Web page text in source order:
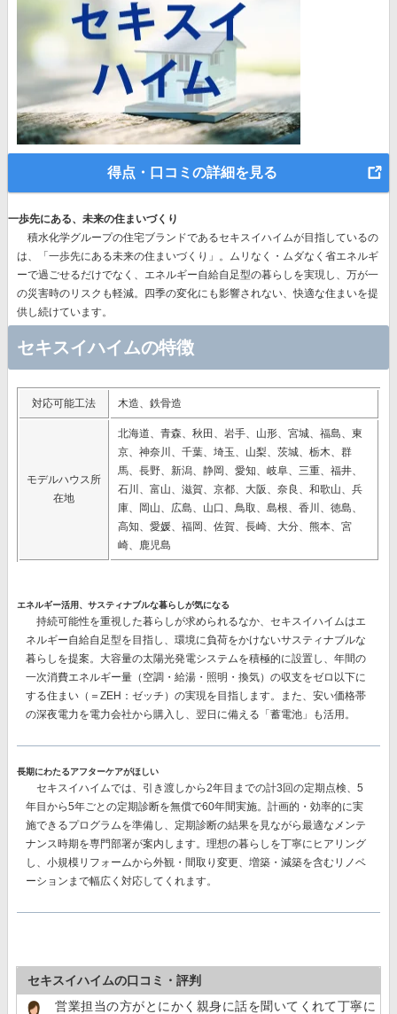
得点・口コミの詳細を見る
一歩先にある、未来の住まいづくり
積水化学グループの住宅ブランドであるセキスイハイムが目指しているの
は、
「一歩先にある未来の住まいづくり」。 ムリなく・ムダなく省エネルギ
ーで過ごせるだけでなく、エネルギー自給自足型の暮らしを実現し、万が一
の災害時のリスクも軽減。四季の変化にも影響されない、快適な住まいを提
供し続けています。
セキスイハイムの特徴
対応可能工法 木造、鉄骨造
モデルハウス所
在地
北海道、青森、秋田、岩手、山形、宮城、福島、東
京、神奈川、千葉、埼玉、山梨、茨城、栃木、群
馬、長野、新潟、静岡、愛知、岐阜、三重、福井、
石川、富山、滋賀、京都、大阪、奈良、和歌山、兵
庫、岡山、広島、山口、鳥取、島根、香川、徳島、
高知、愛媛、福岡、佐賀、長崎、大分、熊本、宮
崎、鹿児島
エネルギー活用、サスティナブルな暮らしが気になる
持続可能性を重視した暮らしが求められるなか、セキスイハイムはエ
ネルギー自給自足型を目指し、環境に負荷をかけないサスティナブルな
暮らしを提案。大容量の太陽光発電システムを積極的に設置し、 年間の
一次消費エネルギー量（空調・給湯・照明・換気）の収支をゼロ以下に
する住まい（＝ZEH：ゼッチ）の実現を目指します。また、安い価格帯
の深夜電力を電力会社から購入し、翌日に備える 「蓄電池」 も活用。
長期にわたるアフターケアがほしい
セキスイハイムでは、 引き渡しから2年目までの計3回の定期点検、 5
年目から5年ごとの定期診断を無償で60年間実施。計画的・効率的に実
施できるプログラムを準備し、定期診断の結果を見ながら最適なメンテ
ナンス時期を専門部署が案内します。理想の暮らしを丁寧にヒアリング
し、小規模リフォームから外観・間取り変更、増築・減築を含むリノベ
ーションまで幅広く対応してくれます。
セキスイハイムの口コミ・評判
営業担当の方がとにかく親身に話を聞いてくれて丁寧に